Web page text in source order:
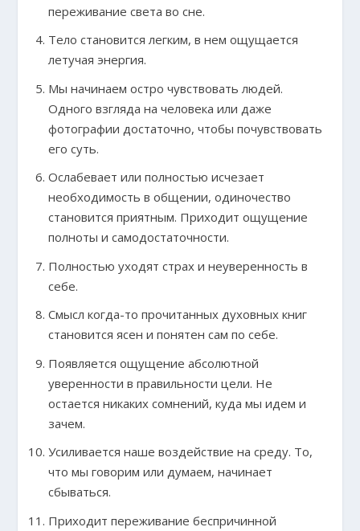
переживание света во сне.
Тело становится легким, в нем ощущается
летучая энергия.
Мы начинаем остро чувствовать людей.
Одного взгляда на человека или даже
фотографии достаточно, чтобы почувствовать
его суть.
Ослабевает или полностью исчезает
необходимость в общении, одиночество
становится приятным. Приходит ощущение
полноты и самодостаточности.
Полностью уходят страх и неуверенность в
себе.
Смысл когда-то прочитанных духовных книг
становится ясен и понятен сам по себе.
Появляется ощущение абсолютной
уверенности в правильности цели. Не
остается никаких сомнений, куда мы идем и
зачем.
Усиливается наше воздействие на среду. То,
что мы говорим или думаем, начинает
сбываться.
Приходит переживание беспричинной